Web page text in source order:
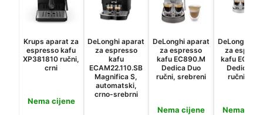
Krups aparat za
espresso kafu
XP381810 ručni,
crni
Nema cijene
DeLonghi aparat
za espresso
kafu
ECAM22.110.SB
Magnifica S,
automatski,
crno-srebrni
DeLonghi aparat
za espresso
kafu EC890.M
Dedica Duo
ručni, srebreni
Nema cijene
DeLonghi
za
kafu
Dedica
ručni,
Nema